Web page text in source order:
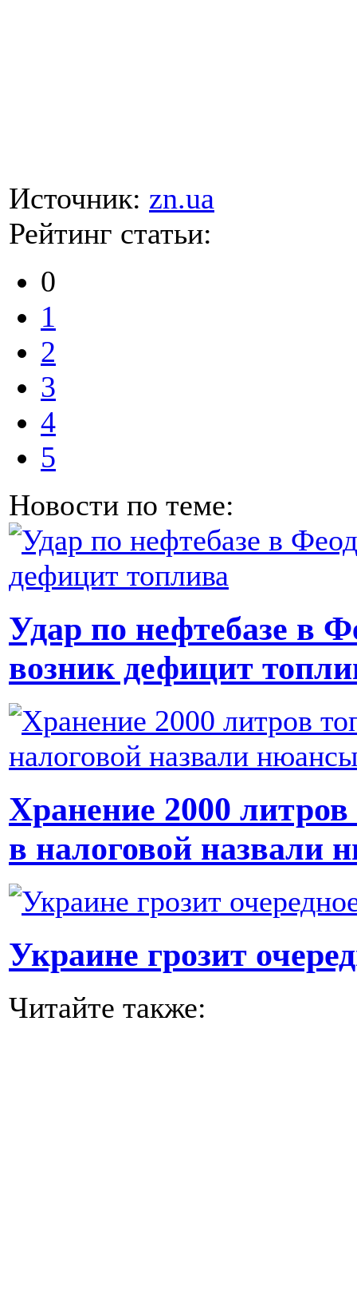
Источник: zn.ua
Рейтинг статьи:
0
1
2
3
4
5
Новости по теме:
Удар по нефтебазе в
возник дефицит
Хранение 2000
в налоговой назвали
Украине грозит
Читайте также: